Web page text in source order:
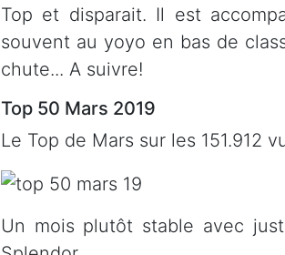
Top et disparait. Il est
souvent au yoyo en bas de
chute... A suivre!
Top 50 Mars 2019
Le Top de Mars sur les 151.912
Un mois plutôt stable avec